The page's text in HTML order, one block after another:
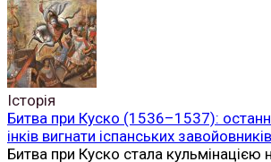
Історія
Битва при Куско (1536–1537):
інків вигнати іспанських завойовників
Битва при Куско стала кульмінацією